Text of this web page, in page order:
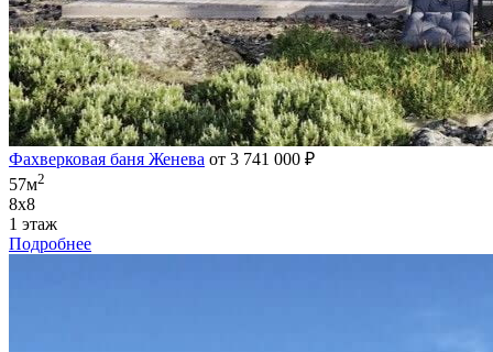
Фахверковая баня Женева от 3 741 000 ₽
57м2
8х8
1 этаж
Подробнее